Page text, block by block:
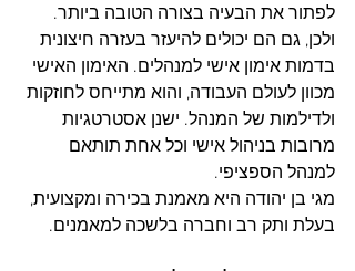
לפתור את הבעיה בצורה הטובה ביותר.
ולכן, גם הם יכולים להיעזר בעזרה חיצונית
בדמות אימון אישי למנהלים. האימון האישי
מכוון לעולם העבודה, והוא מתייחס לחוזקות
ולדילמות של המנהל. ישנן אסטרטגיות
מרובות בניהול אישי וכל אחת תותאם
למנהל הספציפי.
מגי בן יהודה היא מאמנת בכירה ומקצועית,
בעלת ותק רב וחברה בלשכה למאמנים.